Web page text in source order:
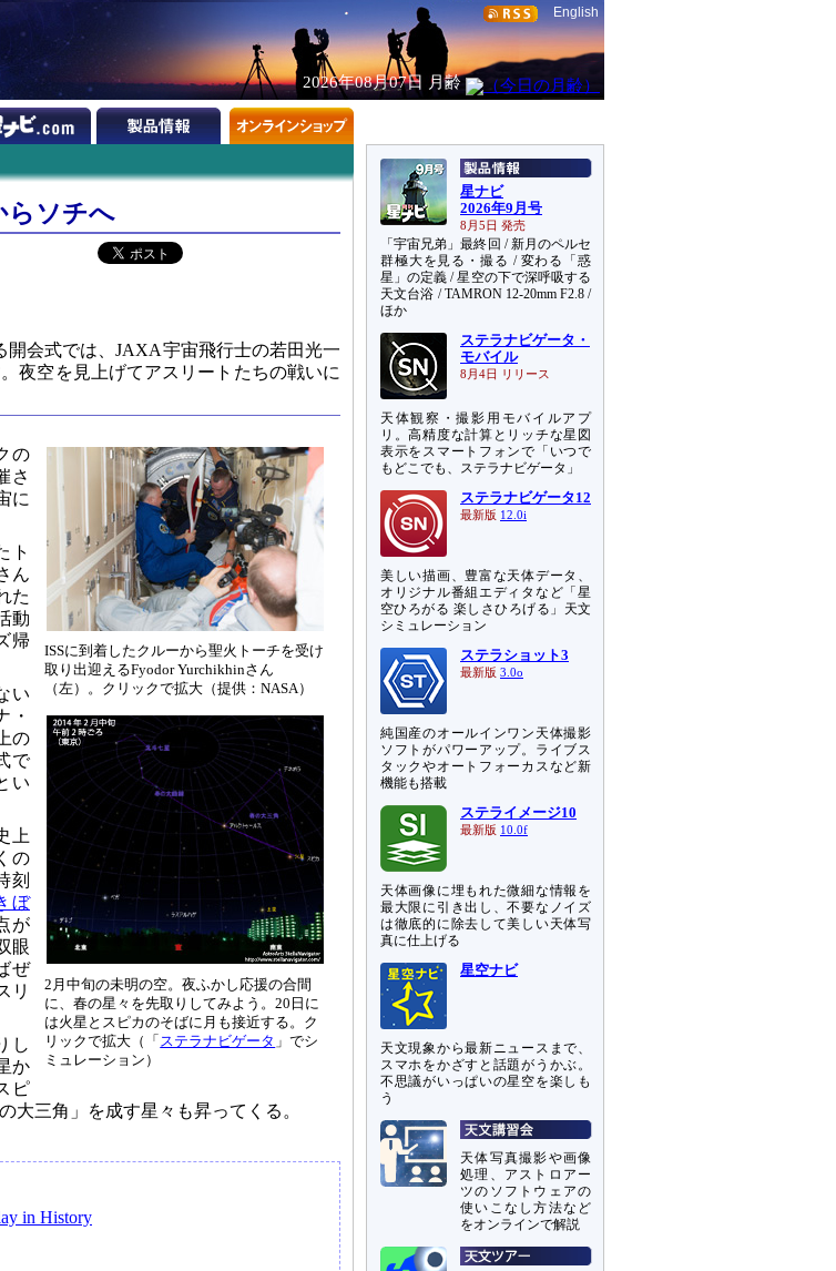
English
2026年08月07日 月齢
らソチへ
開会式では、JAXA宇宙飛行士の若田光一
夜空を見上げてアスリートたちの戦いに
ISSに到着したクルーから聖火トーチを受け
取り出迎えるFyodor Yurchikhinさん
（左）。クリックで拡大（提供：NASA）
2月中旬の未明の空。夜ふかし応援の合間
に、春の星々を先取りしてみよう。20日に
は火星とスピカのそばに月も接近する。ク
リックで拡大（「 ステラナビゲータ 」でシ
ミュレーション）
の
さ
に
ト
ん
た
動
帰
い
・
の
で
い
上
の
刻
ぼ
が
眼
ぜ
リ
し
か
ピ
大三角」を成す星々も昇ってくる。
in History
星ナビ
2026年9月号
8月5日 発売
「宇宙兄弟」最終回 / 新月のペルセ
群極大を見る・撮る / 変わる「惑
星」の定義 / 星空の下で深呼吸する
天文台浴 / TAMRON 12-20mm F2.8 /
ほか
ステラナビゲータ・
モバイル
8月4日 リリース
天体観察・撮影用モバイルアプ
リ。高精度な計算とリッチな星図
表示をスマートフォンで「いつで
もどこでも、ステラナビゲータ」
ステラナビゲータ12
最新版 12.0i
美しい描画、豊富な天体データ、
オリジナル番組エディタなど「星
空ひろがる 楽しさひろげる」天文
シミュレーション
ステラショット3
最新版 3.0o
純国産のオールインワン天体撮影
ソフトがパワーアップ。ライブス
タックやオートフォーカスなど新
機能も搭載
ステライメージ10
最新版 10.0f
天体画像に埋もれた微細な情報を
最大限に引き出し、不要なノイズ
は徹底的に除去して美しい天体写
真に仕上げる
星空ナビ
天文現象から最新ニュースまで、
スマホをかざすと話題がうかぶ。
不思議がいっぱいの星空を楽しも
う
天体写真撮影や画像
処理、アストロアー
ツのソフトウェアの
使いこなし方法など
をオンラインで解説